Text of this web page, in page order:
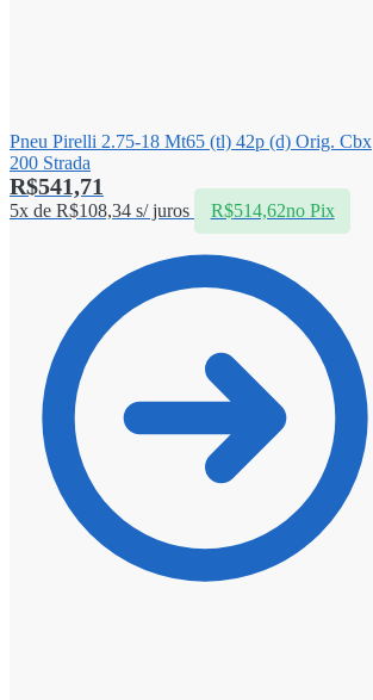
Pneu Pirelli 2.75-18 Mt65 (tl) 42p (d) Orig. Cbx
200 Strada
R$541,71
5x de R$108,34 s/ juros R$514,62no Pix